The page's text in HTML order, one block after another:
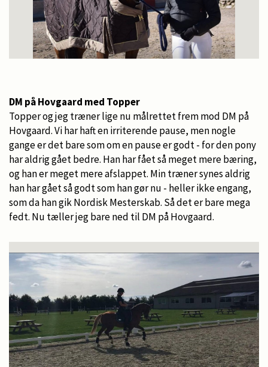
DM på Hovgaard med Topper
Topper og jeg træner lige nu målrettet frem mod DM på
Hovgaard. Vi har haft en irriterende pause, men nogle
gange er det bare som om en pause er godt - for den pony
har aldrig gået bedre. Han har fået så meget mere bæring,
og han er meget mere afslappet. Min træner synes aldrig
han har gået så godt som han gør nu - heller ikke engang,
som da han gik Nordisk Mesterskab. Så det er bare mega
fedt. Nu tæller jeg bare ned til DM på Hovgaard.